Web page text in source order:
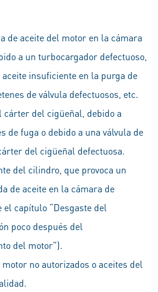
de aceite del motor en la cámara
a un turbocargador defectuoso,
insuficiente en la purga de
de válvula defectuosos, etc.
cárter del cigüeñal, debido a
de fuga o debido a una válvula de
del cigüeñal defectuosa.
del cilindro, que provoca un
de aceite en la cámara de
el capítulo “Desgaste del
poco después del
del motor”).
no autorizados o aceites del